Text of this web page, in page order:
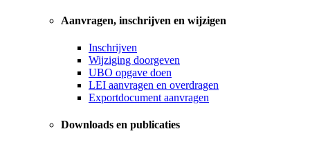
Aanvragen, inschrijven en wijzigen
Inschrijven
Wijziging doorgeven
UBO opgave doen
LEI aanvragen en overdragen
Exportdocument aanvragen
Downloads en publicaties